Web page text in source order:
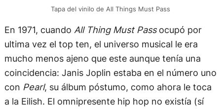
Tapa del vinilo de All Things Must Pass
En 1971, cuando All Thing Must Passocupó por
ultima vez el top ten, el universo musical le era
mucho menos ajeno que este aunque tenía una
coincidencia: Janis Joplin estaba en el número uno
con Pearl, su álbum póstumo, como ahora le toca
a la Eilish. El omnipresente hip hop no existía (sí